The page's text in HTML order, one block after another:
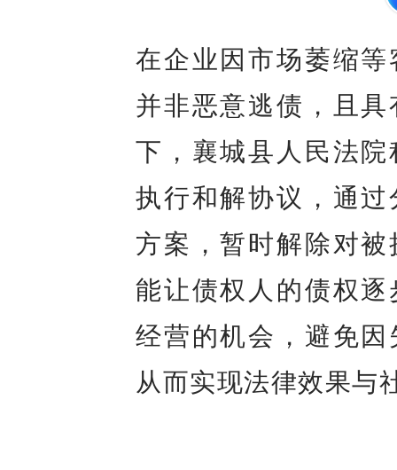
在企业因市场萎缩
并非恶意逃债，且
下，襄城县人民法
执行和解协议，通
方案，暂时解除对
能让债权人的债权
经营的机会，避免
从而实现法律效果与